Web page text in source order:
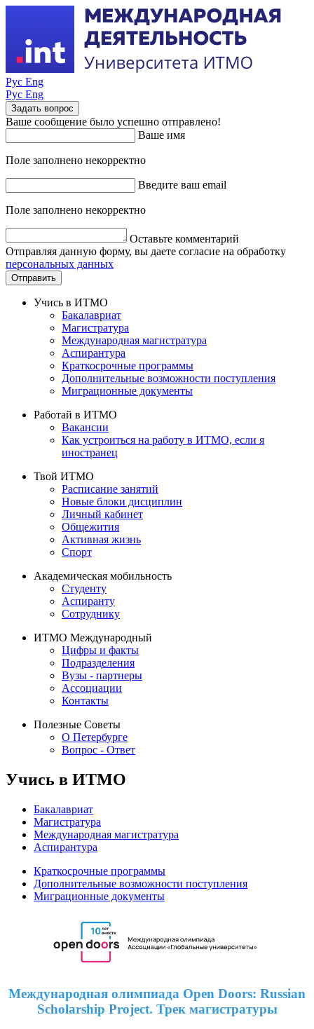
Рус Eng
Рус Eng
Задать вопрос
Ваше сообщение было успешно отправлено!
Ваше имя
Поле заполнено некорректно
Введите ваш email
Поле заполнено некорректно
Оставьте комментарий
Отправляя данную форму, вы даете согласие на обработку
персональных данных
Отправить
Учись в ИТМО
Бакалавриат
Магистратура
Международная магистратура
Аспирантура
Краткосрочные программы
Дополнительные возможности поступления
Миграционные документы
Работай в ИТМО
Вакансии
Как устроиться на работу в ИТМО, если я
иностранец
Твой ИТМО
Расписание занятий
Новые блоки дисциплин
Личный кабинет
Общежития
Активная жизнь
Спорт
Академическая мобильность
Студенту
Аспиранту
Сотруднику
ИТМО Международный
Цифры и факты
Подразделения
Вузы - партнеры
Ассоциации
Контакты
Полезные Советы
О Петербурге
Вопрос - Ответ
Учись в ИТМО
Бакалавриат
Магистратура
Международная магистратура
Аспирантура
Краткосрочные программы
Дополнительные возможности поступления
Миграционные документы
Международная олимпиада Open Doors: Russian
Scholarship Project. Трек магистратуры